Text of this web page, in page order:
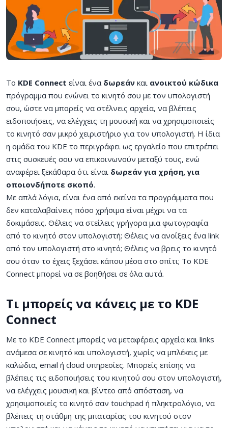
Το KDE Connect είναι ένα δωρεάν και ανοικτού κώδικα
πρόγραμμα που ενώνει το κινητό σου με τον υπολογιστή
σου, ώστε να μπορείς να στέλνεις αρχεία, να βλέπεις
ειδοποιήσεις, να ελέγχεις τη μουσική και να χρησιμοποιείς
το κινητό σαν μικρό χειριστήριο για τον υπολογιστή. Η ίδια
η ομάδα του KDE το περιγράφει ως εργαλείο που επιτρέπει
στις συσκευές σου να επικοινωνούν μεταξύ τους, ενώ
αναφέρει ξεκάθαρα ότι είναι δωρεάν για χρήση, για
οποιονδήποτε σκοπό.
Με απλά λόγια, είναι ένα από εκείνα τα προγράμματα που
δεν καταλαβαίνεις πόσο χρήσιμα είναι μέχρι να τα
δοκιμάσεις. Θέλεις να στείλεις γρήγορα μια φωτογραφία
από το κινητό στον υπολογιστή; Θέλεις να ανοίξεις ένα link
από τον υπολογιστή στο κινητό; Θέλεις να βρεις το κινητό
σου όταν το έχεις ξεχάσει κάπου μέσα στο σπίτι; Το KDE
Connect μπορεί να σε βοηθήσει σε όλα αυτά.
Τι μπορείς να κάνεις με το KDE
Connect
Με το KDE Connect μπορείς να μεταφέρεις αρχεία και links
ανάμεσα σε κινητό και υπολογιστή, χωρίς να μπλέκεις με
καλώδια, email ή cloud υπηρεσίες. Μπορείς επίσης να
βλέπεις τις ειδοποιήσεις του κινητού σου στον υπολογιστή,
να ελέγχεις μουσική και βίντεο από απόσταση, να
χρησιμοποιείς το κινητό σαν touchpad ή πληκτρολόγιο, να
βλέπεις τη στάθμη της μπαταρίας του κινητού στον